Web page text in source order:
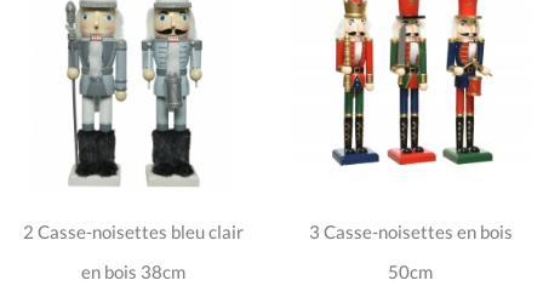
2 Casse-noisettes bleu clair
en bois 38cm
3 Casse-noisettes en bois
50cm